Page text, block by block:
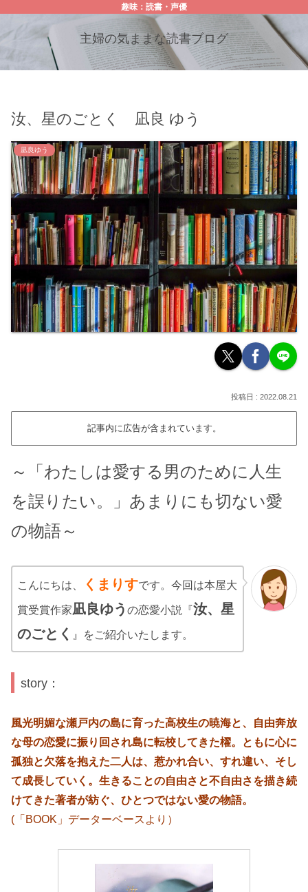
趣味：読書・声優
主婦の気ままな読書ブログ
汝、星のごとく 凪良 ゆう
凪良ゆう
2022.08.21
記事内に広告が含まれています。
～「わたしは愛する男のために人生
を誤りたい。」あまりにも切ない愛
の物語～
こんにちは、 くまりすです。今回は本屋大
賞受賞作家凪良ゆう の恋愛小説『汝、星
のごとく 』をご紹介いたします。
story：
風光明媚な瀬戸内の島に育った高校生の暁海と、自由奔放
な母の恋愛に振り回され島に転校してきた櫂。ともに心に
孤独と欠落を抱えた二人は、惹かれ合い、すれ違い、そし
て成長していく。生きることの自由さと不自由さを描き続
けてきた著者が紡ぐ、ひとつではない愛の物語。
(「BOOK」データーベースより）